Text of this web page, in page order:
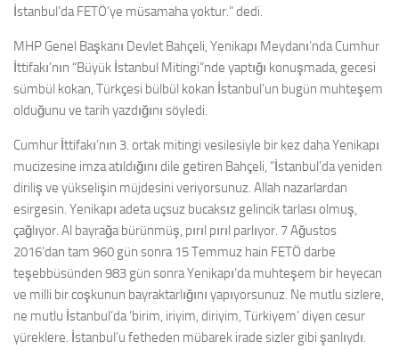
İstanbul’da FETÖ’ye müsamaha yoktur.” dedi.
MHP Genel Başkanı Devlet Bahçeli, Yenikapı Meydanı’nda Cumhur
İttifakı’nın “Büyük İstanbul Mitingi”nde yaptığı konuşmada, gecesi
sümbül kokan, Türkçesi bülbül kokan İstanbul’un bugün muhteşem
olduğunu ve tarih yazdığını söyledi.
Cumhur İttifakı’nın 3. ortak mitingi vesilesiyle bir kez daha Yenikapı
mucizesine imza atıldığını dile getiren Bahçeli, “İstanbul’da yeniden
diriliş ve yükselişin müjdesini veriyorsunuz. Allah nazarlardan
esirgesin. Yenikapı adeta uçsuz bucaksız gelincik tarlası olmuş,
çağlıyor. Al bayrağa bürünmüş, pırıl pırıl parlıyor. 7 Ağustos
2016’dan tam 960 gün sonra 15 Temmuz hain FETÖ darbe
teşebbüsünden 983 gün sonra Yenikapı’da muhteşem bir heyecan
ve milli bir coşkunun bayraktarlığını yapıyorsunuz. Ne mutlu sizlere,
ne mutlu İstanbul’da ‘birim, iriyim, diriyim, Türkiyem’ diyen cesur
yüreklere. İstanbul’u fetheden mübarek irade sizler gibi şanlıydı.